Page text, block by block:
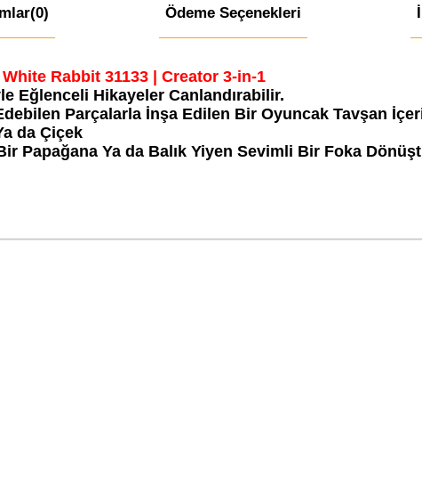
(0) Ödeme Seçenekleri
Rabbit 31133 | Creator 3-in-1
Eğlenceli Hikayeler Canlandırabilir.
Parçalarla İnşa Edilen Bir Oyuncak Tavşan
da Çiçek
Papağana Ya da Balık Yiyen Sevimli Bir Foka